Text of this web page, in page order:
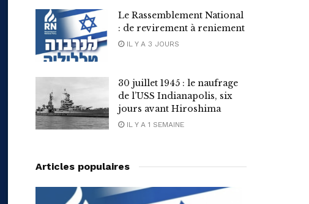
Le Rassemblement National
: de revirement à reniement
IL Y A 3 JOURS
30 juillet 1945 : le naufrage
de l’USS Indianapolis, six
jours avant Hiroshima
IL Y A 1 SEMAINE
Articles populaires